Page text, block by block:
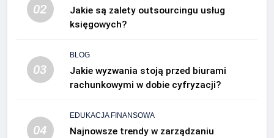
02
Jakie są zalety outsourcingu usług
księgowych?
03
BLOG
Jakie wyzwania stoją przed biurami
rachunkowymi w dobie cyfryzacji?
04
EDUKACJA FINANSOWA
Najnowsze trendy w zarządzaniu